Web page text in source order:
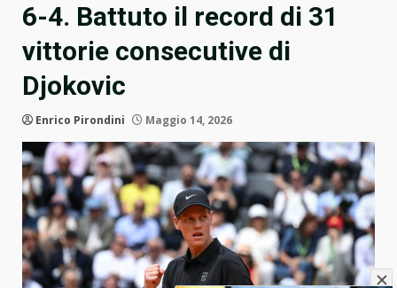
6-4. Battuto il record di 31
vittorie consecutive di
Djokovic
Enrico Pirondini Maggio 14, 2026